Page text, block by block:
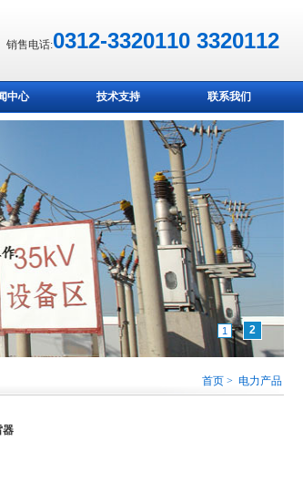
销售电话:0312-3320110 3320112
中心 技术支持 联系我们
1 2
首页 > 电力产品
器